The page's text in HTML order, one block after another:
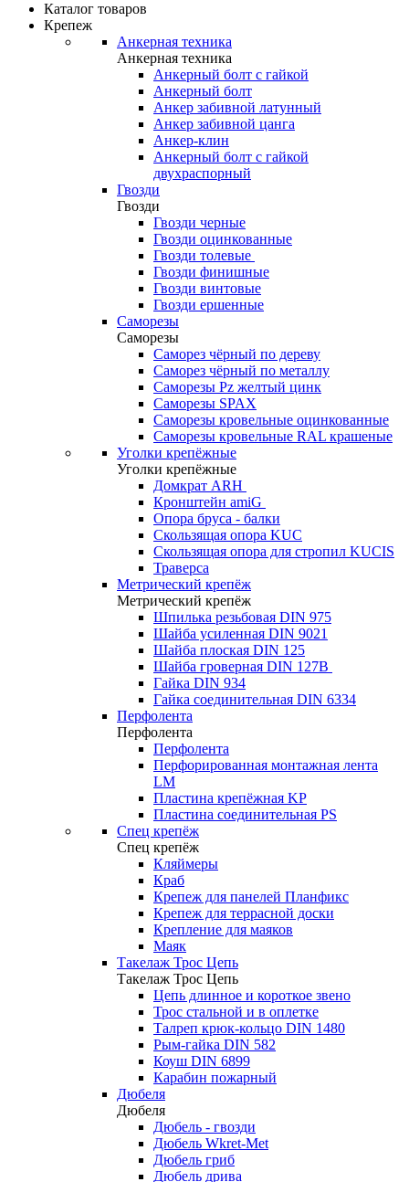
Каталог товаров
Крепеж
Анкерная техника
Анкерная техника
Анкерный болт с гайкой
Анкерный болт
Анкер забивной латунный
Анкер забивной цанга
Анкер-клин
Анкерный болт с гайкой
двухраспорный
Гвозди
Гвозди
Гвозди черные
Гвозди оцинкованные
Гвозди толевые
Гвозди финишные
Гвозди винтовые
Гвозди ершенные
Саморезы
Саморезы
Саморез чёрный по дереву
Саморез чёрный по металлу
Саморезы Pz желтый цинк
Саморезы SPAX
Саморезы кровельные оцинкованные
Саморезы кровельные RAL крашеные
Уголки крепёжные
Уголки крепёжные
Домкрат ARH
Кронштейн amiG
Опора бруса - балки
Скользящая опора KUC
Скользящая опора для стропил KUCIS
Траверса
Метрический крепёж
Метрический крепёж
Шпилька резьбовая DIN 975
Шайба усиленная DIN 9021
Шайба плоская DIN 125
Шайба гроверная DIN 127B
Гайка DIN 934
Гайка соединительная DIN 6334
Перфолента
Перфолента
Перфолента
Перфорированная монтажная лента
LM
Пластина крепёжная KP
Пластина соединительная PS
Спец крепёж
Спец крепёж
Кляймеры
Краб
Крепеж для панелей Планфикс
Крепеж для террасной доски
Крепление для маяков
Маяк
Такелаж Трос Цепь
Такелаж Трос Цепь
Цепь длинное и короткое звено
Трос стальной и в оплетке
Талреп крюк-кольцо DIN 1480
Рым-гайка DIN 582
Коуш DIN 6899
Карабин пожарный
Дюбеля
Дюбеля
Дюбель - гвозди
Дюбель Wkret-Met
Дюбель гриб
Дюбель дрива